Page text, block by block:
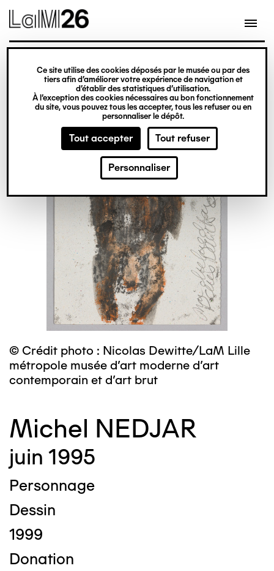
Gestion des cookies
Ce site utilise des cookies déposés par le musée ou par des
tiers afin d’améliorer votre expérience de navigation et
d’établir des statistiques d’utilisation.
À l’exception des cookies nécessaires au bon fonctionnement
du site, vous pouvez tous les accepter, tous les refuser ou en
personnaliser le dépôt.
Tout accepter Tout refuser
Personnaliser
contenu
© Crédit photo : Nicolas Dewitte/LaM Lille
métropole musée d’art moderne d’art
contemporain et d’art brut
Michel NEDJAR
juin 1995
Personnage
Dessin
1999
Donation